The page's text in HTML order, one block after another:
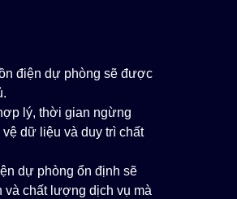
điện dự phòng sẽ được
lý, thời gian ngừng
dữ liệu và duy trì chất
dự phòng ổn định sẽ
và chất lượng dịch vụ mà